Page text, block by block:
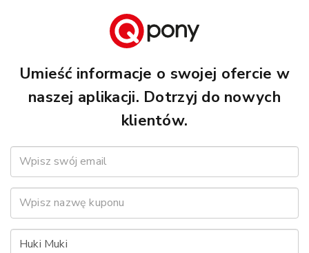
Umieść informacje o swojej ofercie w
naszej aplikacji. Dotrzyj do nowych
klientów.